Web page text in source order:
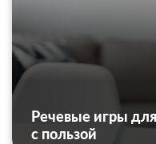
Речевые игры
с пользой